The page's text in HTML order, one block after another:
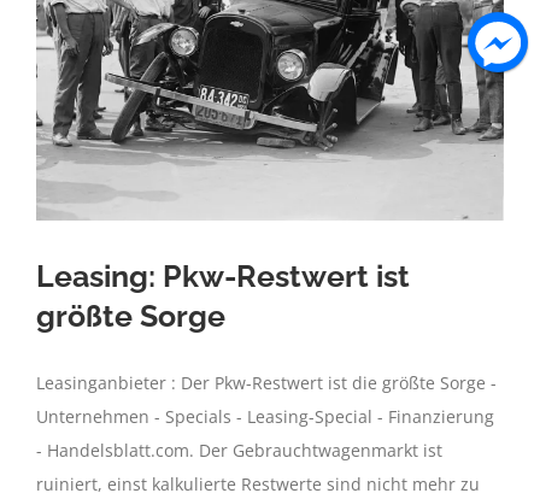
Leasing: Pkw-Restwert ist
größte Sorge
Leasinganbieter : Der Pkw-Restwert ist die größte Sorge -
Unternehmen - Specials - Leasing-Special - Finanzierung
- Handelsblatt.com. Der Gebrauchtwagenmarkt ist
ruiniert, einst kalkulierte Restwerte sind nicht mehr zu